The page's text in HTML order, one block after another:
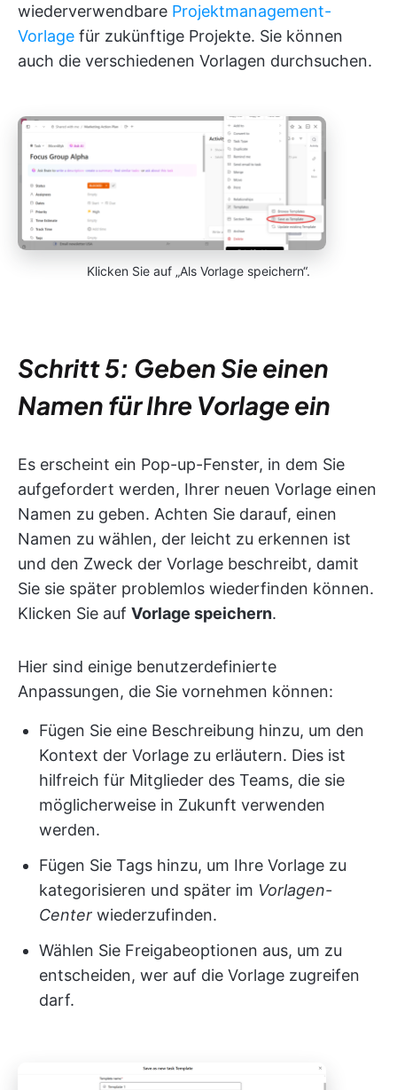
wiederverwendbare Projektmanagement-
Vorlage für zukünftige Projekte. Sie können
auch die verschiedenen Vorlagen durchsuchen.
Klicken Sie auf „Als Vorlage speichern“.
Schritt 5: Geben Sie einen
Namen für Ihre Vorlage ein
Es erscheint ein Pop-up-Fenster, in dem Sie
aufgefordert werden, Ihrer neuen Vorlage einen
Namen zu geben. Achten Sie darauf, einen
Namen zu wählen, der leicht zu erkennen ist
und den Zweck der Vorlage beschreibt, damit
Sie sie später problemlos wiederfinden können.
Klicken Sie auf Vorlage speichern.
Hier sind einige benutzerdefinierte
Anpassungen, die Sie vornehmen können:
Fügen Sie eine Beschreibung hinzu, um den
Kontext der Vorlage zu erläutern. Dies ist
hilfreich für Mitglieder des Teams, die sie
möglicherweise in Zukunft verwenden
werden.
Fügen Sie Tags hinzu, um Ihre Vorlage zu
kategorisieren und später im Vorlagen-
Center wiederzufinden.
Wählen Sie Freigabeoptionen aus, um zu
entscheiden, wer auf die Vorlage zugreifen
darf.